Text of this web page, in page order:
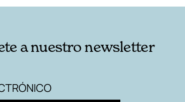
a nuestro newsletter